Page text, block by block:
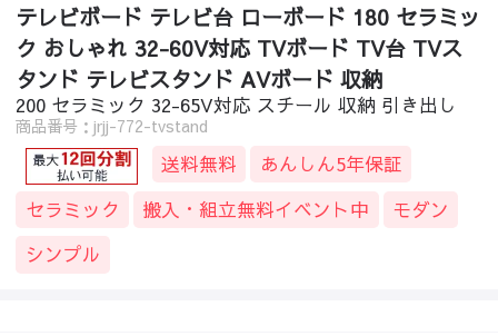
テレビボード テレビ台 ローボード 180 セラミッ
ク おしゃれ 32-60V対応 TVボード TV台 TVス
タンド テレビスタンド AVボード 収納
200 セラミック 32-65V対応 スチール 収納 引き出し
商品番号：jrjj-772-tvstand
送料無料
あんしん5年保証
セラミック
搬入・組立無料イベント中
モダン
シンプル